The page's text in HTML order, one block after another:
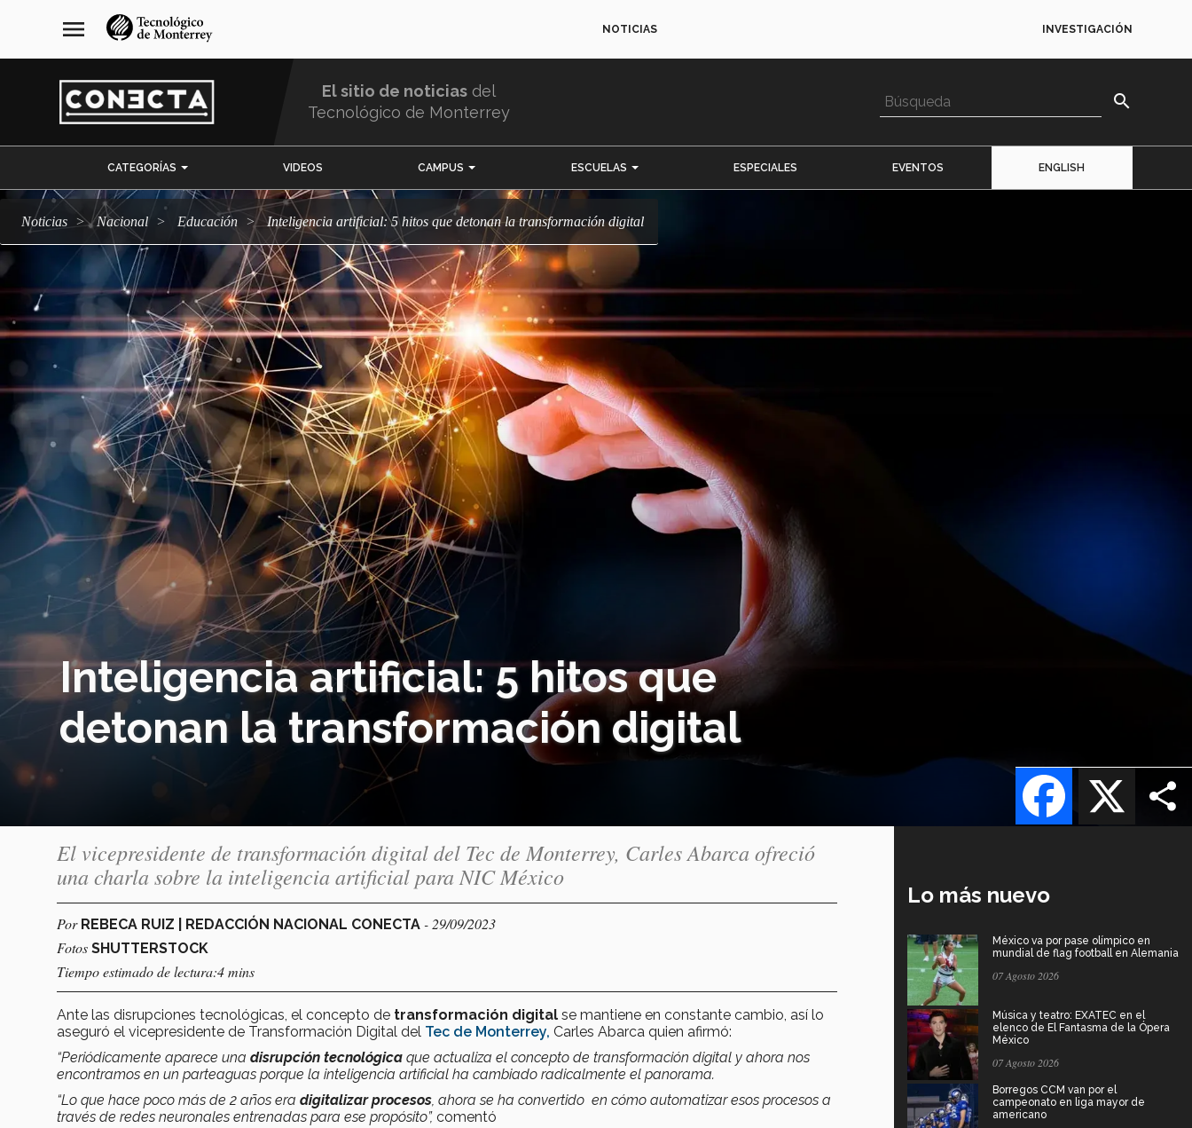
navegación
principal
menu NOTICIAS INVESTIGACIÓN
El sitio de noticias del
Tecnológico de Monterrey
search
CATEGORÍAS VIDEOS CAMPUS ESCUELAS ESPECIALES EVENTOS ENGLISH
Noticias Nacional Educación Inteligencia artificial: 5 hitos que detonan la transformación digital
Inteligencia artificial: 5 hitos que
detonan la transformación digital
X
Facebook
El vicepresidente de transformación digital del Tec de Monterrey, Carles Abarca ofreció
una charla sobre la inteligencia artificial para NIC México
Por REBECA RUIZ | REDACCIÓN NACIONAL CONECTA - 29/09/2023
Fotos SHUTTERSTOCK
Tiempo estimado de lectura:4 mins
Ante las disrupciones tecnológicas, el concepto de transformación digital se mantiene en constante cambio, así lo
aseguró el vicepresidente de Transformación Digital del Tec de Monterrey, Carles Abarca quien afirmó:
“Periódicamente aparece una disrupción tecnológica que actualiza el concepto de transformación digital y ahora nos
encontramos en un parteaguas porque la inteligencia artificial ha cambiado radicalmente el panorama.
“Lo que hace poco más de 2 años era digitalizar procesos , ahora se ha convertido en cómo automatizar esos procesos a
través de redes neuronales entrenadas para ese propósito”, comentó
Lo más nuevo
México va por pase olímpico en
mundial de flag football en Alemania
07 Agosto 2026
Música y teatro: EXATEC en el
elenco de El Fantasma de la Ópera
México
07 Agosto 2026
Borregos CCM van por el
campeonato en liga mayor de
americano